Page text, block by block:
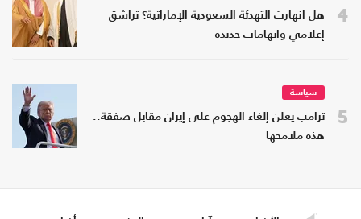
4
هل انهارت التهدئة السعودية الإماراتية؟ تراشق
إعلامي واتهامات جديدة
5
سياسة
ترامب يعلن إلغاء الهجوم على إيران مقابل صفقة..
هذه ملامحها